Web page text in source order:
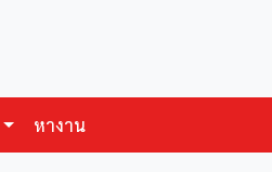
หางาน